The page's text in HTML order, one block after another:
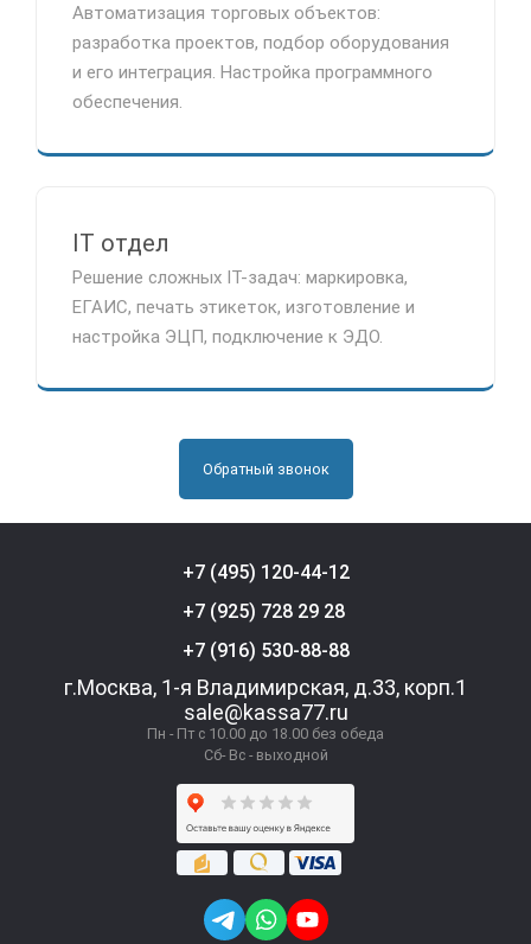
Автоматизация торговых объектов:
разработка проектов, подбор оборудования
и его интеграция. Настройка программного
обеспечения.
IT отдел
Решение сложных IT-задач: маркировка,
ЕГАИС, печать этикеток, изготовление и
настройка ЭЦП, подключение к ЭДО.
Обратный звонок
+7 (495) 120-44-12
+7 (925) 728 29 28
+7 (916) 530-88-88
г.Москва, 1-я Владимирская, д.33, корп.1
sale@kassa77.ru
Пн - Пт с 10.00 до 18.00 без обеда
Сб- Вс - выходной